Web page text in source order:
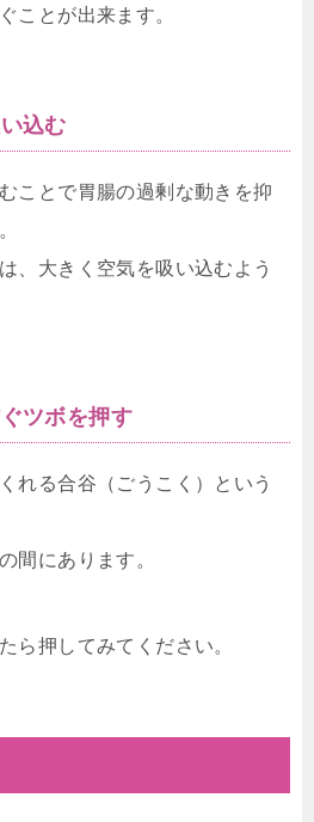
ことが出来ます。
込む
ことで胃腸の過剰な動きを抑
、大きく空気を吸い込むよう
ツボを押す
れる合谷（ごうこく）という
間にあります。
ら押してみてください。